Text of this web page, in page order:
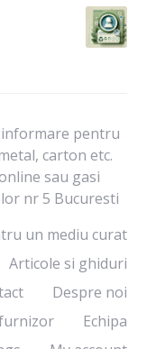
informare pentru
carton etc.
sau gasi
nr 5 Bucuresti
un mediu curat
Articole si ghiduri
Despre noi
Echipa